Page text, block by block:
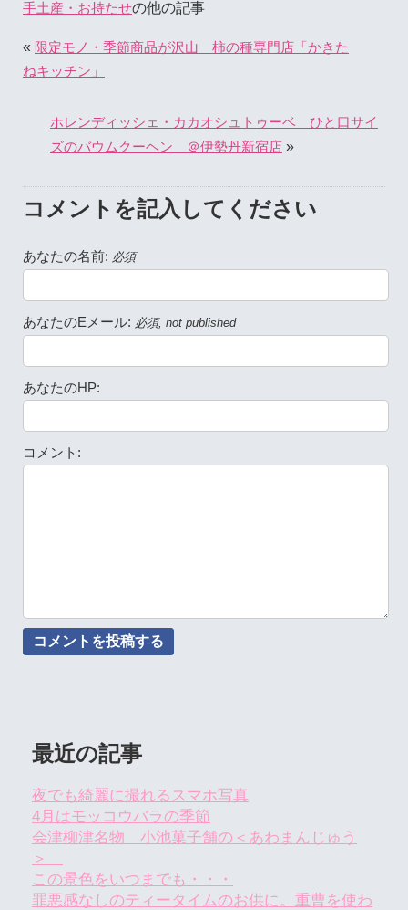
手土産・お持たせの他の記事
« 限定モノ・季節商品が沢山 柿の種専門店「かきた
ねキッチン」
ホレンディッシェ・カカオシュトゥーベ ひと口サイ
ズのバウムクーヘン ＠伊勢丹新宿店 »
コメントを記入してください
あなたの名前: 必須
あなたのEメール: 必須, not published
あなたのHP:
コメント:
最近の記事
夜でも綺麗に撮れるスマホ写真
4月はモッコウバラの季節
会津柳津名物 小池菓子舗の＜あわまんじゅう
＞
この景色をいつまでも・・・
罪悪感なしのティータイムのお供に。重曹を使わ